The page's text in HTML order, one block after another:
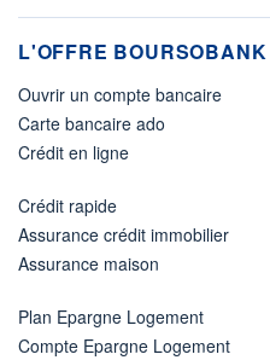
L'OFFRE BOURSOBANK
Ouvrir un compte bancaire
Carte bancaire ado
Crédit en ligne
Crédit rapide
Assurance crédit immobilier
Assurance maison
Plan Epargne Logement
Compte Epargne Logement